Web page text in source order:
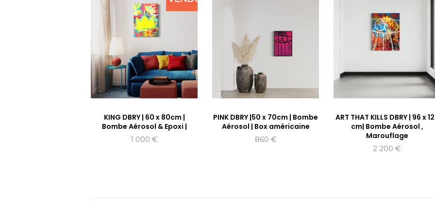
KING DBRY | 60 x 80cm |
Bombe Aérosol & Epoxi |
1 000 €
PINK DBRY |50 x 70cm | Bombe
Aérosol | Box américaine
860 €
ART THAT KILLS DBRY | 96 x
cm| Bombe Aérosol ,
Marouflage
2 200 €